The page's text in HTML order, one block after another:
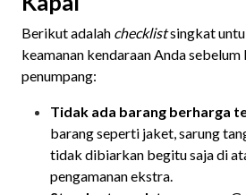
Berikut adalah checklistsingkat
keamanan kendaraan Anda
penumpang:
Tidak ada barang berharga
barang seperti jaket, sarung
tidak dibiarkan begitu saja di
pengamanan ekstra.